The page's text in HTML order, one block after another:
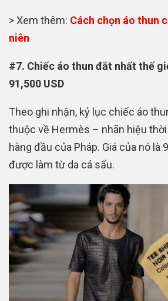
> Xem thêm: Cách chọn áo thun
niên
#7. Chiếc áo thun đắt nhất thế
91,500 USD
Theo ghi nhận, kỷ lục chiếc áo
thuộc về Hermès – nhãn hiệu
hàng đầu của Pháp. Giá của nó là
được làm từ da cá sấu.